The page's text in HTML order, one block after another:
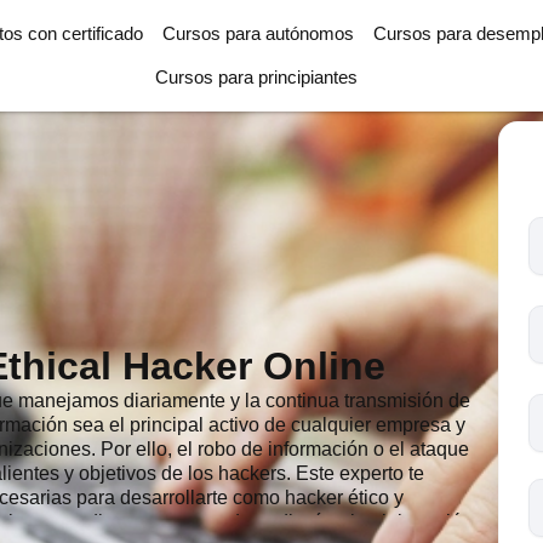
con certificado Cursos para autónomos Cursos para
Cursos para principiantes
Hacker Online
manejamos diariamente y la continua transmisión de
sea el principal activo de cualquier empresa y
Por ello, el robo de información o el ataque
y objetivos de los hackers. Este experto te
para desarrollarte como hacker ético y
mediante procesos de auditoría y la elaboración